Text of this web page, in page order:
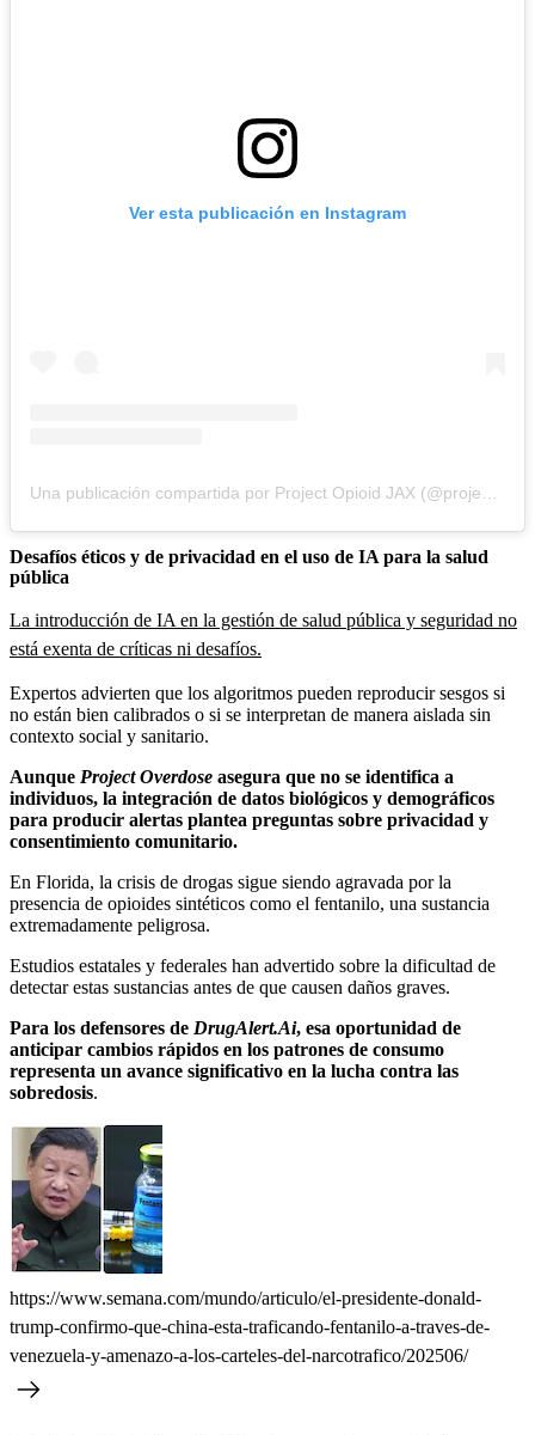
Ver esta publicación en Instagram
Desafíos éticos y de privacidad en el uso de IA para la salud
pública
La introducción de IA en la gestión de salud pública y seguridad no
está exenta de críticas ni desafíos.
Expertos advierten que los algoritmos pueden reproducir sesgos si
no están bien calibrados o si se interpretan de manera aislada sin
contexto social y sanitario.
Aunque Project Overdose asegura que no se identifica a
individuos, la integración de datos biológicos y demográficos
para producir alertas plantea preguntas sobre privacidad y
consentimiento comunitario.
En Florida, la crisis de drogas sigue siendo agravada por la
presencia de opioides sintéticos como el fentanilo, una sustancia
extremadamente peligrosa.
Estudios estatales y federales han advertido sobre la dificultad de
detectar estas sustancias antes de que causen daños graves.
Para los defensores de DrugAlert.Ai, esa oportunidad de
anticipar cambios rápidos en los patrones de consumo
representa un avance significativo en la lucha contra las
sobredosis.
https://www.semana.com/mundo/articulo/el-presidente-donald-
trump-confirmo-que-china-esta-traficando-fentanilo-a-traves-de-
venezuela-y-amenazo-a-los-carteles-del-narcotrafico/202506/